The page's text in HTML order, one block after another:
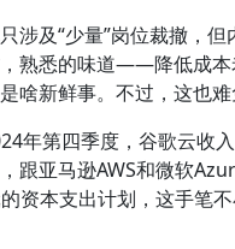
及“少量”岗位裁撤，但
熟悉的味道——降低成本
啥新鲜事。不过，这也
第四季度，谷歌云收
跟亚马逊AWS和微软
资本支出计划，这手笔